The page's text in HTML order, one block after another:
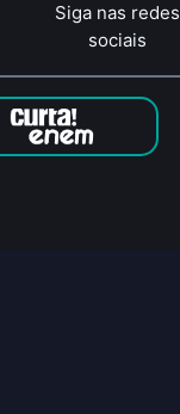
Siga nas redes
sociais